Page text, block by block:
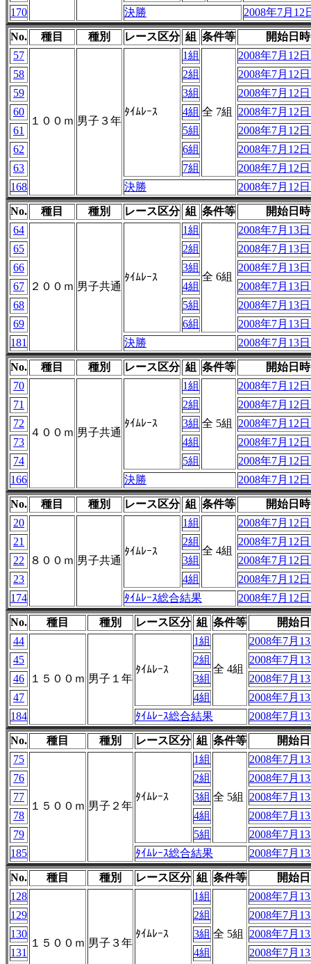
170
決勝 2008年7月12
No. 種目 種別 レース区分 組 条件等
開始日時
57
１００ｍ 男子３年
ﾀｲﾑﾚｰｽ
1組
全 7組
2008年7月12
58
2組
2008年7月12
59
3組
2008年7月12
60
4組
2008年7月12
61
5組
2008年7月12
62
6組
2008年7月12
63
7組
2008年7月12
168
決勝 2008年7月12
No. 種目 種別 レース区分 組 条件等
開始日時
64
２００ｍ 男子共通
ﾀｲﾑﾚｰｽ
1組
全 6組
2008年7月13
65
2組
2008年7月13
66
3組
2008年7月13
67
4組
2008年7月13
68
5組
2008年7月13
69
6組
2008年7月13
181
決勝 2008年7月13
No. 種目 種別 レース区分 組 条件等
開始日時
70
４００ｍ 男子共通
ﾀｲﾑﾚｰｽ
1組
全 5組
2008年7月12
71
2組
2008年7月12
72
3組
2008年7月12
73
4組
2008年7月12
74
5組
2008年7月12
166
決勝 2008年7月12
No. 種目 種別 レース区分 組 条件等
開始日時
20
８００ｍ 男子共通
ﾀｲﾑﾚｰｽ
1組
全 4組
2008年7月12
21
2組
2008年7月12
22
3組
2008年7月12
23
4組
2008年7月12
174
ﾀｲﾑﾚｰｽ総合結果 2008年7月12
No. 種目 種別 レース区分 組 条件等
開始
44
１５００ｍ 男子１年
ﾀｲﾑﾚｰｽ
1組
全 4組
2008年7月
45
2組
2008年7月
46
3組
2008年7月
47
4組
2008年7月
184
ﾀｲﾑﾚｰｽ総合結果 2008年7月
No. 種目 種別 レース区分 組 条件等
開始
75
１５００ｍ 男子２年
ﾀｲﾑﾚｰｽ
1組
全 5組
2008年7月
76
2組
2008年7月
77
3組
2008年7月
78
4組
2008年7月
79
5組
2008年7月
185
ﾀｲﾑﾚｰｽ総合結果 2008年7月
No. 種目 種別 レース区分 組 条件等
開始
128
１５００ｍ 男子３年
ﾀｲﾑﾚｰｽ
1組
全 5組
2008年7月
129
2組
2008年7月
130
3組
2008年7月
131
4組
2008年7月